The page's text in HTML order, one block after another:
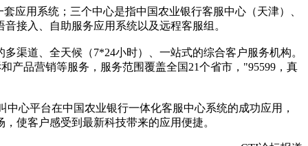
用系统；三个中心是指中国农业银行客服中心（天津）、
音接入、自助服务应用系统以及远程客服组。
道、全天候（7*24小时）、一站式的综合客户服务机构。
产品营销等服务，服务范围覆盖全国21个省市，"95599，真
心平台在中国农业银行一体化客服中心系统的成功应用，
使客户感受到最新科技带来的应用便捷。